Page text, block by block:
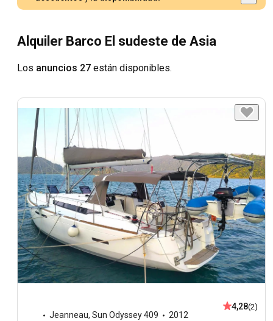
Alquiler Barco El sudeste de Asia
Los anuncios 27 están disponibles.
Jeanneau, Sun Odyssey 409
2012
4,28(2)